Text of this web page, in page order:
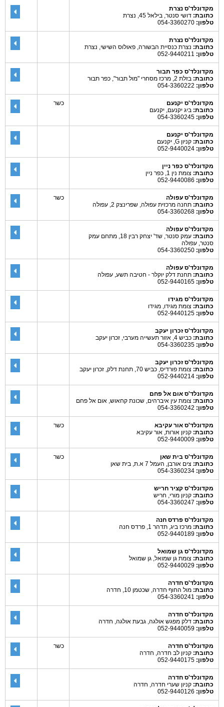
מקדונלד'ס נצרת
כתובת: דושי סנטר, בילאל 45, נצרת
טלפון:
מקדונלד'ס נצרת
כתובת: נצרת כנסיית הבשורה, פאולוס השישי, נצרת
טלפון:
מקדונלד'ס כפר תבור
כתובת: בזלת 2, מרכז מסחרי "מול תבור", כפר תבור
טלפון:
מקדונלד'ס יקנעם
כתובת: ביג יקנעם, יקנעם
טלפון:
כשר
מקדונלד'ס יקנעם
כתובת: קניון G, יקנעם
טלפון:
מקדונלד'ס כפר ניין
כתובת: צומת נין 1, כפר ניין
טלפון:
מקדונלד'ס עפולה
כתובת: תחנה מרכזית עפולה, שפרינצק 2, עפולה
טלפון:
כשר
מקדונלד'ס עפולה
כתובת:
עמק סנטר, שד' יצחק רבין 18, מתחם עמק
סנטר, עפולה
טלפון:
מקדונלד'ס עפולה
כתובת: תחנת דלק יוקלר - חטיבה תשע, עפולה
טלפון:
מקדונלד'ס מגידו
כתובת: צומת מגידו, מגידו
טלפון:
מקדונלד'ס זכרון יעקב
כתובת: כביש 4, אזור תעשייה מערבי, זכרון יעקב
טלפון:
מקדונלד'ס זכרון יעקב
כתובת: צומת פורדיס, כביש 70, תחנת דלק, זכרון יעקב
טלפון:
מקדונלד'ס אום אל פחם
כתובת: צומת עין איברהים, שכונת קחאוש, אום אל פחם
טלפון:
מקדונלד'ס אור עקיבא
כתובת: קניון אורות, אור עקיבא
טלפון:
כשר
מקדונלד'ס בית שאן
כתובת: צים אורבן, העמל 7 א.ת, בית שאן
טלפון:
כשר
מקדונלד'ס קציר חריש
כתובת: קניון מורי, חריש
טלפון:
מקדונלד'ס פרדס חנה
כתובת: מרכז ביג, תדהר 1, פרדס חנה
טלפון:
מקדונלד'ס גן שמואל
כתובת: צומת גן שמואל, גן שמואל
טלפון:
מקדונלד'ס חדרה
כתובת: מול החוף חדרה, שכטמן 10, חדרה
טלפון:
מקדונלד'ס חדרה
כתובת: דלק מפגש אולגה, גבעת אולגה, חדרה
טלפון:
מקדונלד'ס חדרה
כתובת: קניון לב חדרה, חדרה
טלפון:
כשר
מקדונלד'ס חדרה
כתובת: קניון שערי חדרה, חדרה
טלפון: